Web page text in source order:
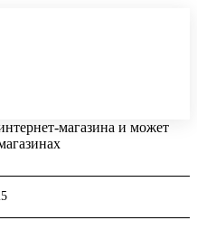
магазина и может